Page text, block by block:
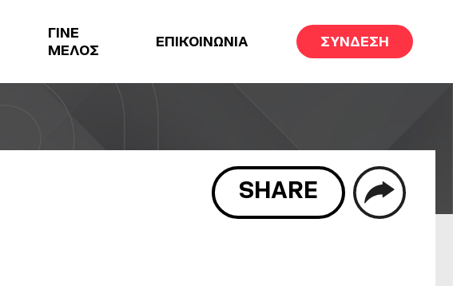
ΓΙΝΕ
ΜΕΛΟΣ
ΕΠΙΚΟΙΝΩΝΙΑ ΣΥΝΔΕΣΗ
SHARE